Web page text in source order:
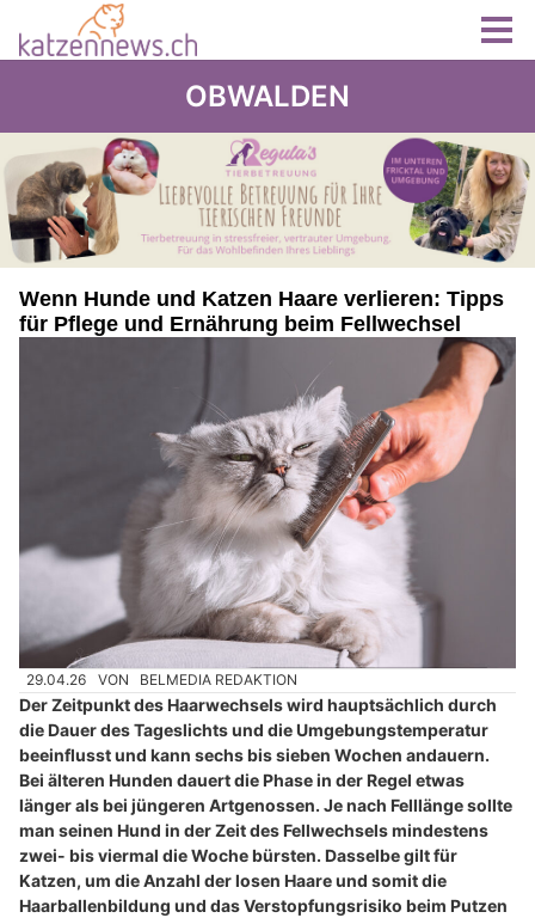
OBWALDEN
Wenn Hunde und Katzen Haare verlieren: Tipps
für Pflege und Ernährung beim Fellwechsel
29.04.26 VON BELMEDIA REDAKTION
Der Zeitpunkt des Haarwechsels wird hauptsächlich durch
die Dauer des Tageslichts und die Umgebungstemperatur
beeinflusst und kann sechs bis sieben Wochen andauern.
Bei älteren Hunden dauert die Phase in der Regel etwas
länger als bei jüngeren Artgenossen. Je nach Felllänge sollte
man seinen Hund in der Zeit des Fellwechsels mindestens
zwei- bis viermal die Woche bürsten. Dasselbe gilt für
Katzen, um die Anzahl der losen Haare und somit die
Haarballenbildung und das Verstopfungsrisiko beim Putzen